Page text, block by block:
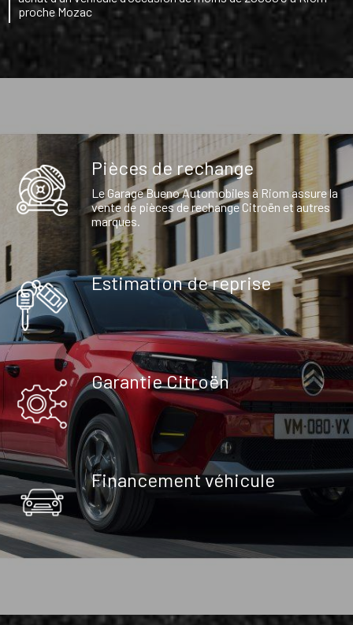
proche Mozac
Pièces de rechange
Le Garage Bueno Automobiles à Riom assure la
vente de pièces de rechange Citroën et autres
marques.
Estimation de reprise
Garantie Citroën
Financement véhicule